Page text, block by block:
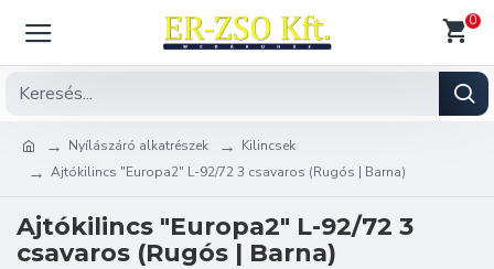
0
Nyílászáró alkatrészek
Kilincsek
Ajtókilincs "Europa2" L-92/72 3 csavaros (Rugós | Barna)
Ajtókilincs "Europa2" L-92/72 3
csavaros (Rugós | Barna)